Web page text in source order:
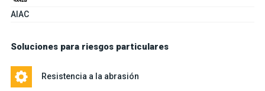
AIAC
Soluciones para riesgos particulares
Resistencia a la abrasión